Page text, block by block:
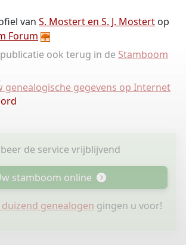
van S. Mostert en S. J. Mostert op
Forum
ook terug in de Stamboom
genealogische gegevens op Internet
de service vrijblijvend
stamboom online
genealogen gingen u voor!